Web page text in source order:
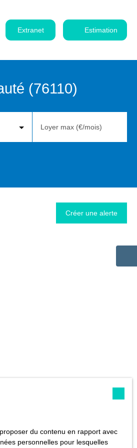
Extranet Estimation
(76110)
Loyer max (€/mois)
Créer une alerte
du contenu en rapport avec
personnelles pour lesquelles